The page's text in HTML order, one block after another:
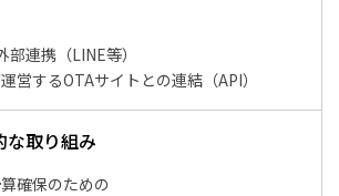
連携（LINE等）
営するOTAサイトとの連結（API）
な取り組み
確保のための